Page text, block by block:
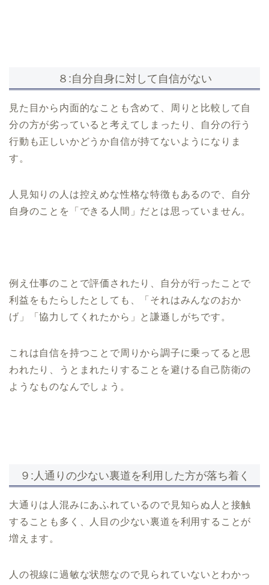
８:自分自身に対して自信がない
見た目から内面的なことも含めて、周りと比較して自
分の方が劣っていると考えてしまったり、自分の行う
行動も正しいかどうか自信が持てないようになりま
す。
人見知りの人は控えめな性格な特徴もあるので、自分
自身のことを「できる人間」だとは思っていません。
例え仕事のことで評価されたり、自分が行ったことで
利益をもたらしたとしても、「それはみんなのおか
げ」「協力してくれたから」と謙遜しがちです。
これは自信を持つことで周りから調子に乗ってると思
われたり、うとまれたりすることを避ける自己防衛の
ようなものなんでしょう。
９:人通りの少ない裏道を利用した方が落ち着く
大通りは人混みにあふれているので見知らぬ人と接触
することも多く、人目の少ない裏道を利用することが
増えます。
人の視線に過敏な状態なので見られていないとわかっ